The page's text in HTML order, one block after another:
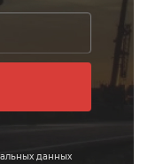
данных